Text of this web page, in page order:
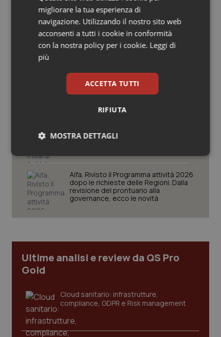
Salute orale & impianti
Sangue & coagulazione
Tiroide
Tumore al seno
Tumori del Polmone & Testa Collo
Tumori gastrointestinali
Ulcera & Reflusso
Vaccini
Ebola in Congo. Oms e Africa Cdc:
“Epidemia più veloce della risposta”.
Quasi 4mila casi e 1.801 morti
West Nile. D’Alterio (Rete IZS):
“Sorveglianza e dati scientifici, senza
allarmismi. Sistema italiano
preparato”
farmaci per diabete e obesità e cala
Aifa. Rivisto il Programma attività 2026
dopo le richieste delle Regioni. Dalla
revisione del prontuario alla
governance, ecco le novità
Ultime analisi e review da QS Pro
Gold
Cloud sanitario: infrastrutture,
compliance, GDPR e Risk management
migliorare la tua esperienza di
navigazione. Utilizzando il nostro sito web
acconsenti a tutti i cookie in conformità
con la nostra policy per i cookie. Leggi di
più
ACCETTA TUTTI
RIFIUTA
MOSTRA DETTAGLI
Necessari Statistici Marketing
navigazione sulle pagine e l'accesso alle aree
protette del sito. Il sito web non è in grado di
funzionare correttamente senza questi cookie.
Nome
Fornitore
VISITOR_PRIVACY_METADATA
YouTube